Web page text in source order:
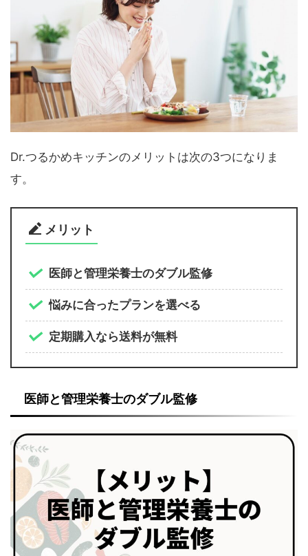
Dr.つるかめキッチンのメリットは次の3つになりま
す。
メリット
医師と管理栄養士のダブル監修
悩みに合ったプランを選べる
定期購入なら送料が無料
医師と管理栄養士のダブル監修